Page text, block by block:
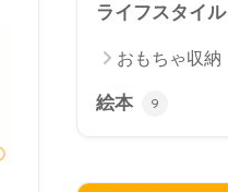
ライフスタイル
おもちゃ収納
絵本 9